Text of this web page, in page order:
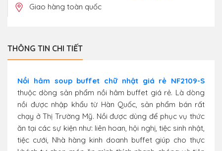
Giao hàng toàn quốc
THÔNG TIN CHI TIẾT
Nồi hâm soup buffet chữ nhật giá rẻ NF2109-S
thuộc dòng sản phẩm nồi hâm buffet giá rẻ. Là dòng
nồi được nhập khẩu từ Hàn Quốc, sản phẩm bán rất
chạy ở Thị Trường Mỹ. Nồi được dùng để phục vụ thức
ăn tại các sự kiện như: liên hoan, hội nghị, tiệc sinh nhật,
tiệc cưới, Nhà hàng kinh doanh buffet giúp cho thực